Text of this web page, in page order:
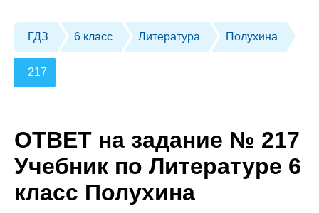
ГДЗ 6 класс Литература Полухина
217
ОТВЕТ на задание № 217
Учебник по Литературе 6
класс Полухина